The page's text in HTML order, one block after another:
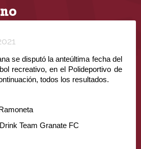
se disputó la anteúltima fecha del
recreativo, en el Polideportivo de
todos los resultados.
Team Granate FC